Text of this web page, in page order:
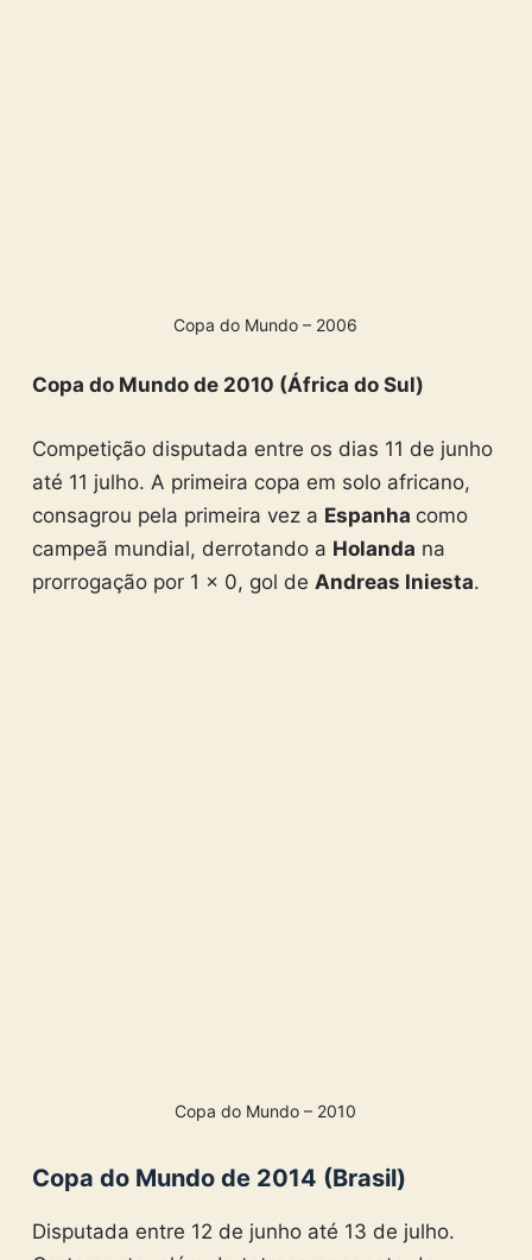
Copa do Mundo – 2006
Copa do Mundo de 2010 (África do Sul)
Competição disputada entre os dias 11 de junho
até 11 julho. A primeira copa em solo africano,
consagrou pela primeira vez a Espanha como
campeã mundial, derrotando a Holanda na
prorrogação por 1 x 0, gol de Andreas Iniesta.
Copa do Mundo – 2010
Copa do Mundo de 2014 (Brasil)
Disputada entre 12 de junho até 13 de julho.